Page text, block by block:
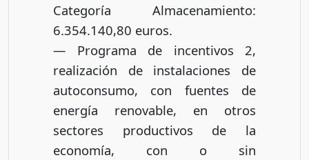
Categoría Almacenamiento:
6.354.140,80 euros.
— Programa de incentivos 2,
realización de instalaciones de
autoconsumo, con fuentes de
energía renovable, en otros
sectores productivos de la
economía, con o sin